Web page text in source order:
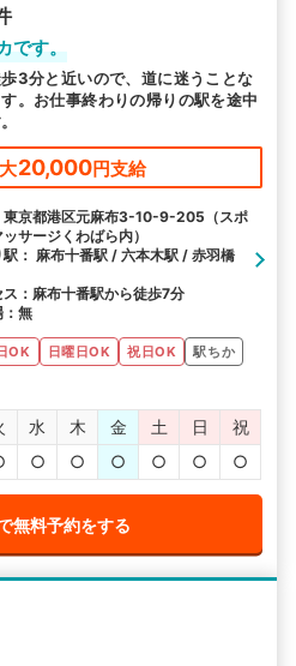
です。
3分と近いので、道に迷うことな
。お仕事終わりの帰りの駅を途中
20,000円支給
東京都港区元麻布3-10-9-205（スポ
サージくわばら内）
駅： 麻布十番駅 / 六本木駅 / 赤羽橋
ス：麻布十番駅から徒歩7分
：無
OK 日曜日OK 祝日OK
駅ちか
水 木 金 土 日
祝
○ ○ ○ ○ ○ ○
無料予約をする